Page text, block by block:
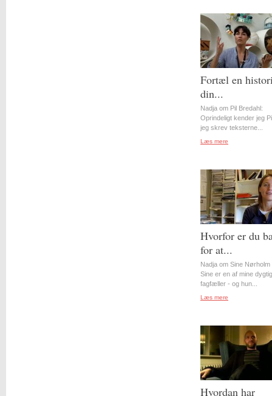
Fortæl en
din...
Nadja om Pil Bredahl:
Oprindeligt kender jeg
jeg skrev teksterne...
Læs mere
Hvorfor er du
for at...
Nadja om Sine
Sine er en af mine
fagfæller - og hun...
Læs mere
Hvordan har